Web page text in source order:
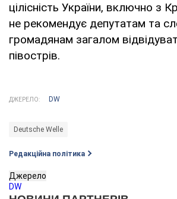
цілісність України, включно з
не рекомендує депутатам та
громадянам загалом
півострів.
ДЖЕРЕЛО: DW
Deutsche Welle
Редакційна політика
Джерело
DW